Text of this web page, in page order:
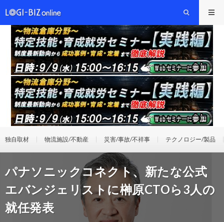
独自取材 物流施設/不動産 災害/事故/不祥事 テクノロジー/製品
パナソニックコネクト、新たな公式
エバンジェリストに榊原CTOら3人の
就任発表